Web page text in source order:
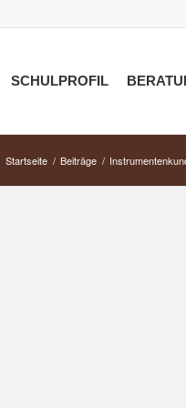
SCHULPROFIL
Startseite / Beiträge /